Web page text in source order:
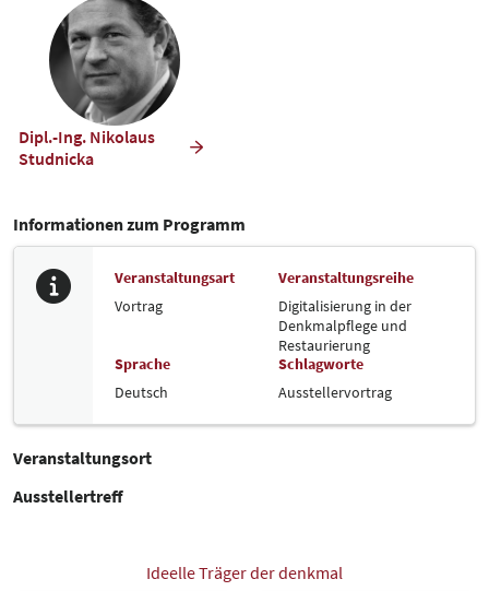
Dipl.-Ing. Nikolaus
Studnicka
Informationen zum Programm
Veranstaltungsart
Vortrag
Veranstaltungsreihe
Digitalisierung in der
Denkmalpflege und
Restaurierung
Sprache
Deutsch
Schlagworte
Ausstellervortrag
Veranstaltungsort
Ausstellertreff
Ideelle Träger der denkmal